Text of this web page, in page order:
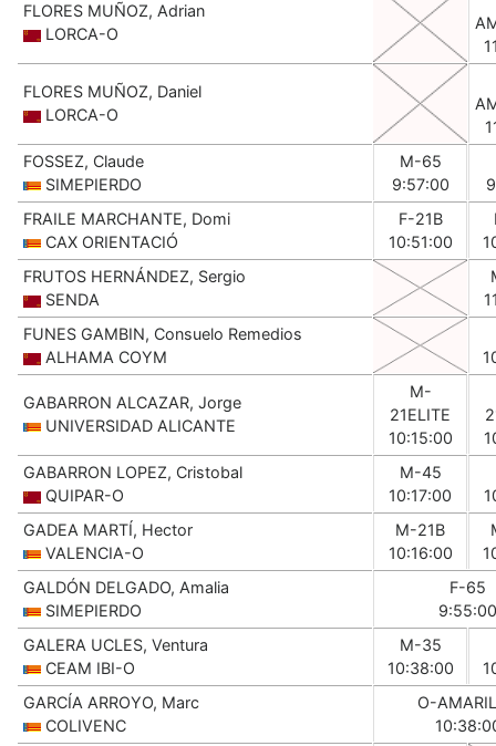
FLORES MUÑOZ, Adrian
LORCA-O
FLORES MUÑOZ, Daniel
LORCA-O
FOSSEZ, Claude
SIMEPIERDO
M-65
9:57:00
FRAILE MARCHANTE, Domi
CAX ORIENTACIÓ
F-21B
10:51:00
FRUTOS HERNÁNDEZ, Sergio
SENDA
FUNES GAMBIN, Consuelo Remedios
ALHAMA COYM
GABARRON ALCAZAR, Jorge
UNIVERSIDAD ALICANTE
M-
21ELITE
10:15:00
GABARRON LOPEZ, Cristobal
QUIPAR-O
M-45
10:17:00
GADEA MARTÍ, Hector
VALENCIA-O
M-21B
10:16:00
GALDÓN DELGADO, Amalia
SIMEPIERDO
F-65
9:55:00
GALERA UCLES, Ventura
CEAM IBI-O
M-35
10:38:00
GARCÍA ARROYO, Marc
COLIVENC
O-